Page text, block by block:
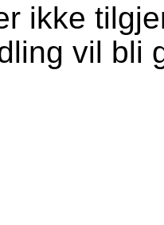
ikke
vil bli